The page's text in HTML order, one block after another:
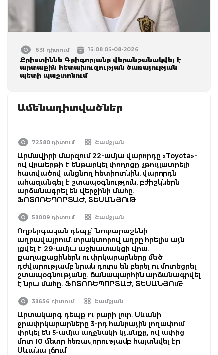
631 դիտում 16:08 06-08-2026
Քրիստիննե Գրիգորյանը վերանշանակվել է
արտաքին հետախուզության ծառայության
պետի պաշտոնում
Ամենադիտվածներ
72580 դիտում Շամշյան
Արմավիրի մարզում 22-ամյա վարորդը «Toyota»-
ով վրաերթի է ենթարկել փողոցը չթույլատրելի
հատվածով անցնող հետիոտնին. վարորդն
ահազանգել է շտապօգնություն, բժիշկներն
արձանագրել են վերջինի մահը.
ՖՈՏՈՌԵՊՈՐՏԱԺ, ՏԵՍԱՆՅՈւԹ
58009 դիտում Շամշյան
Ողբերգական դեպք՝ Նուբարաշենի
աղբավայրում. տրակտորով աղբը հրելիս այն
լցվել է 29-ամյա աշխատակցի վրա.
քաղաքացիներն ու փրկարարները մեծ
դժվարությամբ նրան դուրս են բերել ու մոտեցրել
շտապօգնությանը. ճանապարհին արձանագրվել
է նրա մահը. ՖՈՏՈՌԵՊՈՐՏԱԺ, ՏԵՍԱՆՅՈւԹ
38656 դիտում Շամշյան
Արտակարգ դեպք ու բարի լուր. Սևանի
ջրափրկարարները 3-րդ հանրային լողափում
փրկել են 5-ամյա աղջնակի կյանքը, ով ափից
մոտ 10 մետր հեռավորությամբ հայտնվել էր
Սևանա լճում